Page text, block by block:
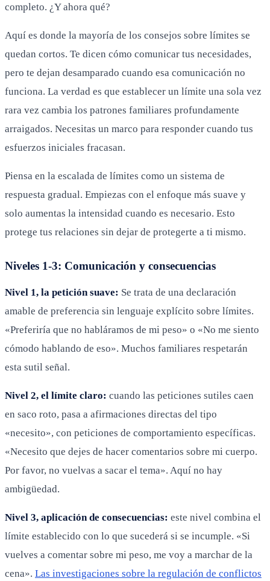
completo. ¿Y ahora qué?
Aquí es donde la mayoría de los consejos sobre límites se
quedan cortos. Te dicen cómo comunicar tus necesidades,
pero te dejan desamparado cuando esa comunicación no
funciona. La verdad es que establecer un límite una sola vez
rara vez cambia los patrones familiares profundamente
arraigados. Necesitas un marco para responder cuando tus
esfuerzos iniciales fracasan.
Piensa en la escalada de límites como un sistema de
respuesta gradual. Empiezas con el enfoque más suave y
solo aumentas la intensidad cuando es necesario. Esto
protege tus relaciones sin dejar de protegerte a ti mismo.
Niveles 1-3: Comunicación y consecuencias
Nivel 1, la petición suave: Se trata de una declaración
amable de preferencia sin lenguaje explícito sobre límites.
«Preferiría que no habláramos de mi peso» o «No me siento
cómodo hablando de eso». Muchos familiares respetarán
esta sutil señal.
Nivel 2, el límite claro: cuando las peticiones sutiles caen
en saco roto, pasa a afirmaciones directas del tipo
«necesito», con peticiones de comportamiento específicas.
«Necesito que dejes de hacer comentarios sobre mi cuerpo.
Por favor, no vuelvas a sacar el tema». Aquí no hay
ambigüedad.
Nivel 3, aplicación de consecuencias: este nivel combina el
límite establecido con lo que sucederá si se incumple. «Si
vuelves a comentar sobre mi peso, me voy a marchar de la
cena». Las investigaciones sobre la regulación de conflictos